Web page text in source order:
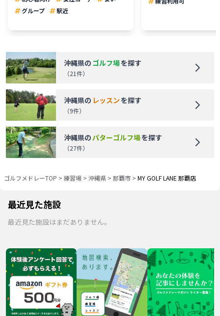
グループ
駅近
沖縄県の ゴルフ場を探す
（21件）
沖縄県の レッスンを探す
（9件）
沖縄県の パターゴルフ場を探す
（27件）
ゴルフメドレーTOP > 練習場 > 沖縄県 > 那覇市 > MY GOLF LANE 那覇店
最近見た施設
最近見た施設はまだありません。